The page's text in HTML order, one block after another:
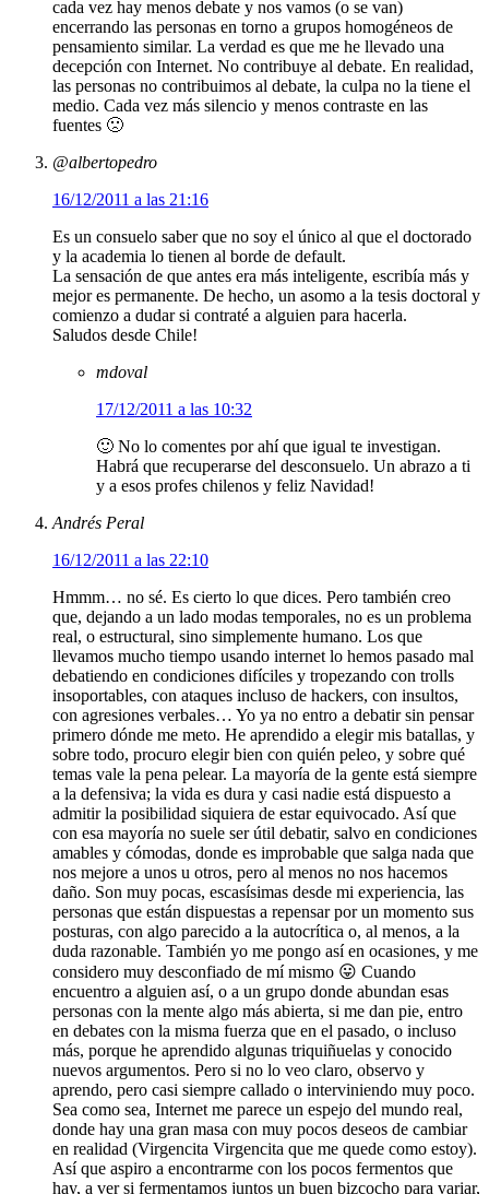
cada vez hay menos debate y nos vamos (o se van)
encerrando las personas en torno a grupos homogéneos de
pensamiento similar. La verdad es que me he llevado una
decepción con Internet. No contribuye al debate. En realidad,
las personas no contribuimos al debate, la culpa no la tiene el
medio. Cada vez más silencio y menos contraste en las
fuentes 🙁
@albertopedro
16/12/2011 a las 21:16
Es un consuelo saber que no soy el único al que el doctorado
y la academia lo tienen al borde de default.
La sensación de que antes era más inteligente, escribía más y
mejor es permanente. De hecho, un asomo a la tesis doctoral y
comienzo a dudar si contraté a alguien para hacerla.
Saludos desde Chile!
mdoval
17/12/2011 a las 10:32
🙂 No lo comentes por ahí que igual te investigan.
Habrá que recuperarse del desconsuelo. Un abrazo a ti
y a esos profes chilenos y feliz Navidad!
Andrés Peral
16/12/2011 a las 22:10
Hmmm… no sé. Es cierto lo que dices. Pero también creo
que, dejando a un lado modas temporales, no es un problema
real, o estructural, sino simplemente humano. Los que
llevamos mucho tiempo usando internet lo hemos pasado mal
debatiendo en condiciones difíciles y tropezando con trolls
insoportables, con ataques incluso de hackers, con insultos,
con agresiones verbales… Yo ya no entro a debatir sin pensar
primero dónde me meto. He aprendido a elegir mis batallas, y
sobre todo, procuro elegir bien con quién peleo, y sobre qué
temas vale la pena pelear. La mayoría de la gente está siempre
a la defensiva; la vida es dura y casi nadie está dispuesto a
admitir la posibilidad siquiera de estar equivocado. Así que
con esa mayoría no suele ser útil debatir, salvo en condiciones
amables y cómodas, donde es improbable que salga nada que
nos mejore a unos u otros, pero al menos no nos hacemos
daño. Son muy pocas, escasísimas desde mi experiencia, las
personas que están dispuestas a repensar por un momento sus
posturas, con algo parecido a la autocrítica o, al menos, a la
duda razonable. También yo me pongo así en ocasiones, y me
considero muy desconfiado de mí mismo 😛 Cuando
encuentro a alguien así, o a un grupo donde abundan esas
personas con la mente algo más abierta, si me dan pie, entro
en debates con la misma fuerza que en el pasado, o incluso
más, porque he aprendido algunas triquiñuelas y conocido
nuevos argumentos. Pero si no lo veo claro, observo y
aprendo, pero casi siempre callado o interviniendo muy poco.
Sea como sea, Internet me parece un espejo del mundo real,
donde hay una gran masa con muy pocos deseos de cambiar
en realidad (Virgencita Virgencita que me quede como estoy).
Así que aspiro a encontrarme con los pocos fermentos que
hay, a ver si fermentamos juntos un buen bizcocho para variar,